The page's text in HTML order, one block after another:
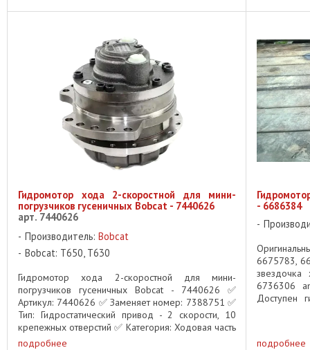
Гидромотор хода 2-скоростной для мини-
погрузчиков гусеничных Bobcat - 7440626
арт. 7440626
Производитель: Bobcat
Bobcat: T650, T630
Гидромотор хода 2-скоростной для мини-
погрузчиков гусеничных Bobcat - 7440626 ✅
Артикул: 7440626 ✅ Заменяет номер: 7388751 ✅
Тип: Гидростатический привод - 2 скорости, 10
крепежных отверстий ✅ Категория: Ходовая часть
- Гидромоторы ✅ Применяемость: ...
подробнее
- 6686384
6675783,
6736306
Доступен
подробнее